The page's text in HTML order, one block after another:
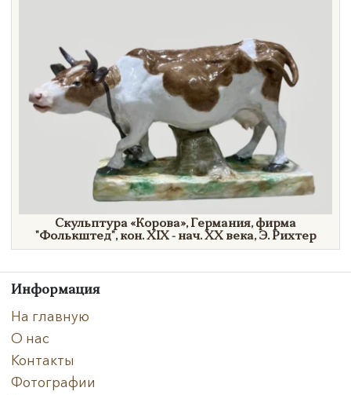
Автор
Размеры
Материал
Скульптура «Корова», Германия, фирма
"Фолькштед",кон. XIX - нач.XX века, Э. Рихтер
Информация
На главную
О нас
Контакты
Фотографии